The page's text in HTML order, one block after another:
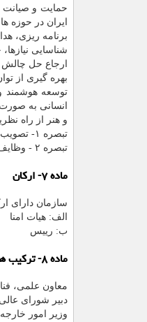
حمایت و صیانت
ایران در حوزه
برنامه ریزی،
شناسایی
ارجاع حل چالش
بهره گیری از
توسعه هوشمند
انسانی به
و هنر از راه
تبصره ۱- تصویب ضوابط برای انجام وظایف محوله در موارد لازم، در قالب بند ۲ ماده ۴ سند صورت می پذیرد.
تبصره ۲ - وظایف سازمان، نافی وظایف قانونی سایر دستگاه ها نیست.
ماده ۷- ارکان
سازمان دارای
الف: هیات امنا
ب: رییس
ماده ۸- ترکیب هیات امنا
معاون علمی،
دبیر شورای
وزیر امور